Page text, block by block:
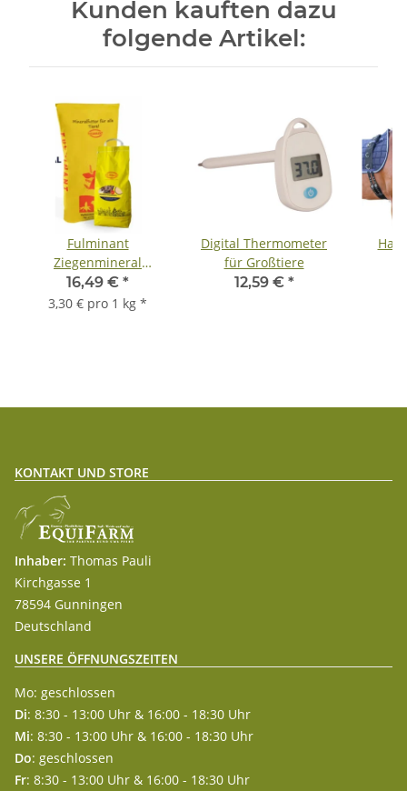
Kunden kauften dazu
folgende Artikel:
Fulminant
Ziegenmineral
Natur*B -
Mineralfutter für
16,49 € *
3,30 € pro 1 kg *
Digital Thermometer
für Großtiere
12,59 € *
KONTAKT UND STORE
Inhaber: Thomas Pauli
Kirchgasse 1
78594 Gunningen
Deutschland
UNSERE ÖFFNUNGSZEITEN
Mo: geschlossen
Di: 8:30 - 13:00 Uhr & 16:00 - 18:30 Uhr
Mi: 8:30 - 13:00 Uhr & 16:00 - 18:30 Uhr
Do: geschlossen
Fr: 8:30 - 13:00 Uhr & 16:00 - 18:30 Uhr